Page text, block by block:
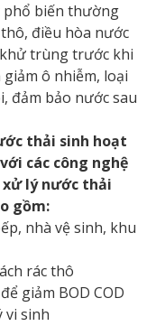
phổ biến thường
điều hòa nước
trùng trước khi
ô nhiễm, loại
đảm bảo nước sau
thải sinh hoạt
các công nghệ
xử lý nước thải
gồm:
nhà vệ sinh, khu
rác thô
giảm BOD COD
vi sinh